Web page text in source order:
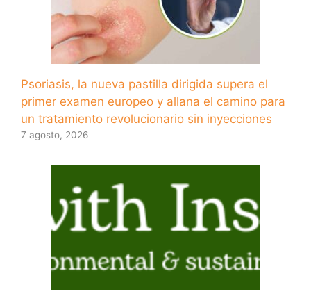
Psoriasis, la nueva pastilla dirigida supera el
primer examen europeo y allana el camino para
un tratamiento revolucionario sin inyecciones
7 agosto, 2026